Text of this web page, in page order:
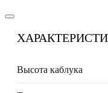
Высота каблука